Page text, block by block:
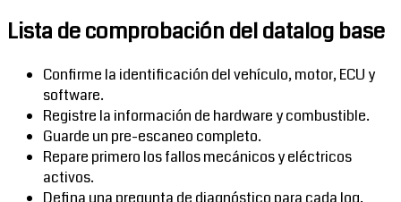
Lista de comprobación del datalog base
Confirme la identificación del vehículo, motor, ECU y
software.
Registre la información de hardware y combustible.
Guarde un pre-escaneo completo.
Repare primero los fallos mecánicos y eléctricos
activos.